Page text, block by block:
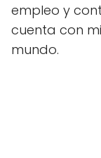
empleo y
cuenta con
mundo.